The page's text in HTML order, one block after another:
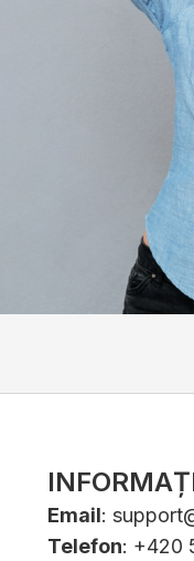
Email:
Telefon: +420